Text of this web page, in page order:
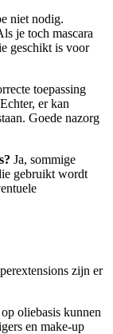
niet nodig.
je toch mascara
geschikt is voor
toepassing
er kan
Goede nazorg
Ja, sommige
gebruikt wordt
zijn er
oliebasis kunnen
en make-up